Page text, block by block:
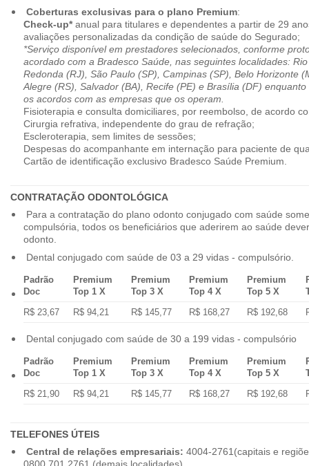
Coberturas exclusivas para o plano Premium:
Check-up*anual para titulares e dependentes a partir de 29
avaliações personalizadas da condição de saúde do Segurado;
*Serviço disponível em prestadores selecionados, conforme
acordado com a Bradesco Saúde, nas seguintes localidades:
Redonda (RJ), São Paulo (SP), Campinas (SP), Belo Horizonte
Alegre (RS), Salvador (BA), Recife (PE) e Brasília (DF)
os acordos com as empresas que os operam.
Fisioterapia e consulta domiciliares, por reembolso, de acordo
Cirurgia refrativa, independente do grau de refração;
Escleroterapia, sem limites de sessões;
Despesas do acompanhante em internação para paciente de
Cartão de identificação exclusivo Bradesco Saúde Premium.
CONTRATAÇÃO ODONTOLÓGICA
Para a contratação do plano odonto conjugado com saúde
compulsória, todos os beneficiários que aderirem ao saúde
odonto.
Dental conjugado com saúde de 03 a 29 vidas - compulsório.
Padrão
Doc
Premium
Top 1 X
Premium
Top 3 X
Premium
Top 4 X
Premium
Top 5 X
R$ 23,67
R$ 94,21 R$ 145,77 R$ 168,27 R$ 192,68
Dental conjugado com saúde de 30 a 199 vidas - compulsório
Padrão
Doc
Premium
Top 1 X
Premium
Top 3 X
Premium
Top 4 X
Premium
Top 5 X
R$ 21,90
R$ 94,21 R$ 145,77 R$ 168,27 R$ 192,68
TELEFONES ÚTEIS
Central de relações empresariais: 4004-2761(capitais e
0800.701 2761 (demais localidades)